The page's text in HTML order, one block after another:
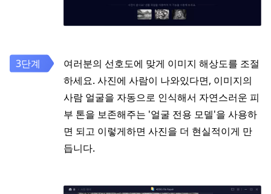
여러분의 선호도에 맞게 이미지 해상도를 조절
하세요. 사진에 사람이 나와있다면, 이미지의
사람 얼굴을 자동으로 인식해서 자연스러운 피
부 톤을 보존해주는 '얼굴 전용 모델'을 사용하
면 되고 이렇게하면 사진을 더 현실적이게 만
듭니다.